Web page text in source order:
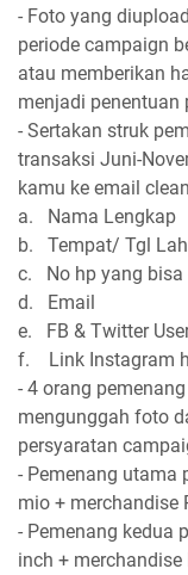
- Foto yang
periode campaign
atau memberikan
menjadi penentuan
- Sertakan struk
transaksi Juni-
kamu ke email
a. Nama Lengkap
b. Tempat/ Tgl
c. No hp yang bisa
d. Email
e. FB & Twitter
f. Link Instagram
- 4 orang
mengunggah foto
persyaratan
- Pemenang utama
mio + merchandise
- Pemenang kedua
inch + merchandise